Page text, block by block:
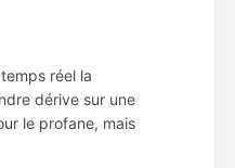
réel la
dérive sur une
le profane, mais